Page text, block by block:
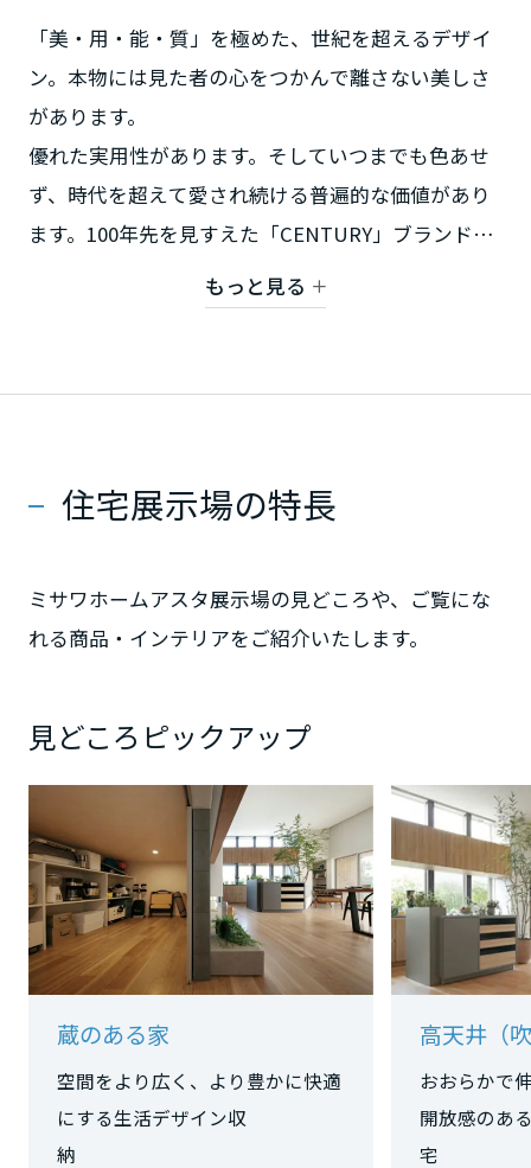
海外事業
「美・用・能・質」を極めた、世紀を超えるデザイ
ン。本物には見た者の心をつかんで離さない美しさ
があります。
優れた実用性があります。そしていつまでも色あせ
ず、時代を超えて愛され続ける普遍的な価値があり
ます。100年先を見すえた「CENTURY」ブランドが
たどり着いた、最上級のカタチをご体感ください。
もっと見る
住宅展示場の特長
ミサワホームアスタ展示場の見どころや、ご覧にな
れる商品・インテリアをご紹介いたします。
見どころピックアップ
蔵のある家
空間をより広く、より豊かに快適
にする生活デザイン収
納
高天井（
おおらかで
開放感のあ
千葉県
東京都
富山県
新潟県
東海エリア
静岡県
愛知県
三重県
近畿エリア